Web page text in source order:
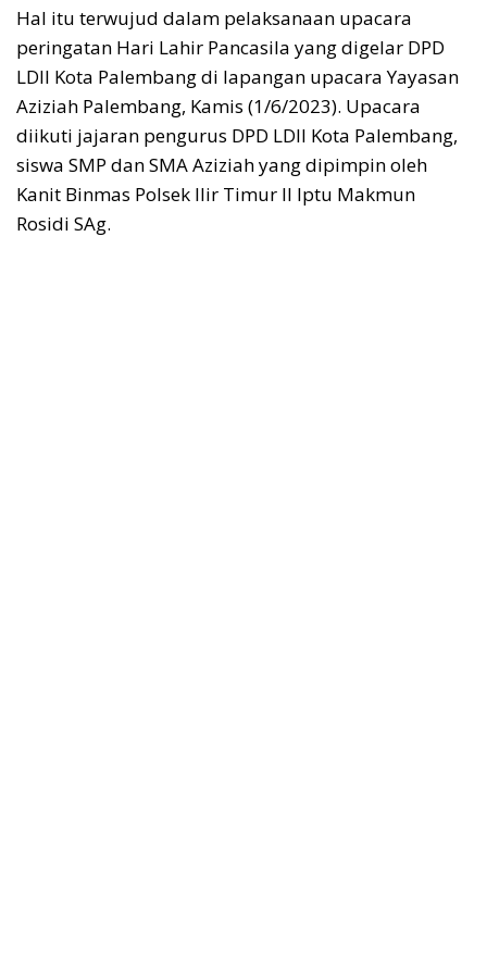
Hal itu terwujud dalam pelaksanaan upacara
peringatan Hari Lahir Pancasila yang digelar DPD
LDII Kota Palembang di lapangan upacara Yayasan
Aziziah Palembang, Kamis (1/6/2023). Upacara
diikuti jajaran pengurus DPD LDII Kota Palembang,
siswa SMP dan SMA Aziziah yang dipimpin oleh
Kanit Binmas Polsek Ilir Timur II Iptu Makmun
Rosidi SAg.